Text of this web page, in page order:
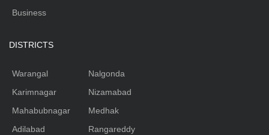
Business
DISTRICTS
Warangal
Karimnagar
Mahabubnagar
Adilabad
Nalgonda
Nizamabad
Medhak
Rangareddy